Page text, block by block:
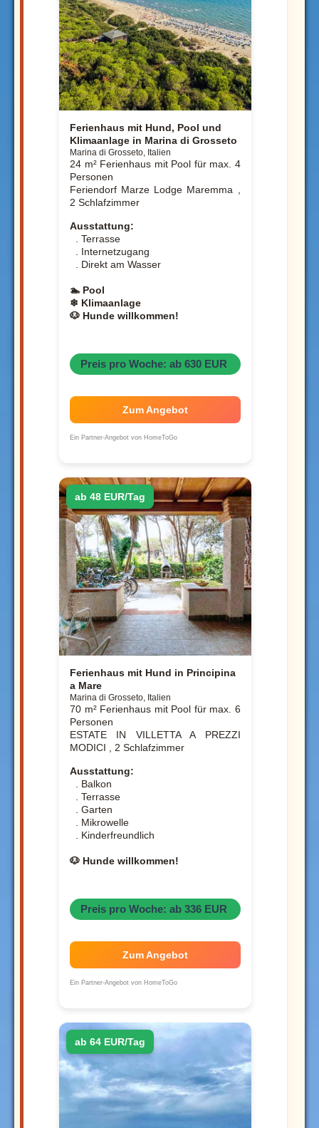
Ferienhaus mit Hund, Pool und
Klimaanlage in Marina di Grosseto
Marina di Grosseto, Italien
24 m² Ferienhaus mit Pool für max. 4
Personen
Feriendorf Marze Lodge Maremma ,
2 Schlafzimmer
Ausstattung:
. Terrasse
. Internetzugang
. Direkt am Wasser
🏊 Pool
❄ Klimaanlage
🐶 Hunde willkommen!
Preis pro Woche: ab 630 EUR
Zum Angebot
Ein Partner-Angebot von HomeToGo
ab 48 EUR/Tag
Ferienhaus mit Hund in Principina
a Mare
Marina di Grosseto, Italien
70 m² Ferienhaus mit Pool für max. 6
Personen
ESTATE IN VILLETTA A PREZZI
MODICI , 2 Schlafzimmer
Ausstattung:
. Balkon
. Terrasse
. Garten
. Mikrowelle
. Kinderfreundlich
🐶 Hunde willkommen!
Preis pro Woche: ab 336 EUR
Zum Angebot
Ein Partner-Angebot von HomeToGo
ab 64 EUR/Tag